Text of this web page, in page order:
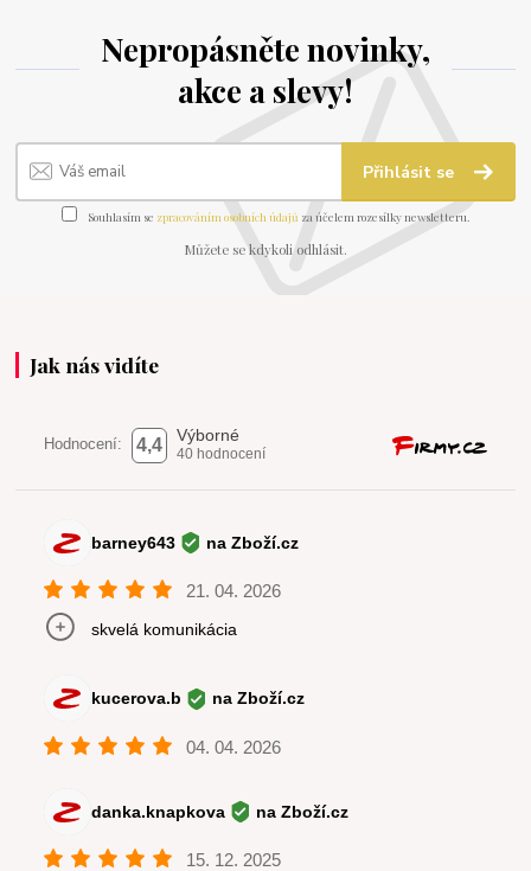
Nepropásněte novinky,
akce a slevy!
Přihlásit se
Souhlasím se zpracováním osobních údajů za účelem rozesílky newsletteru.
Můžete se kdykoli odhlásit.
Jak nás vidíte